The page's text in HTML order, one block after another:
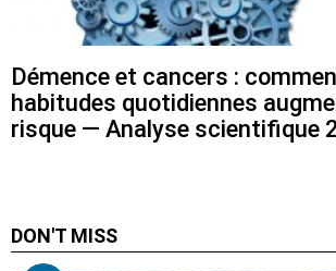
Démence et cancers :
habitudes quotidiennes
risque — Analyse scientifique
DON'T MISS